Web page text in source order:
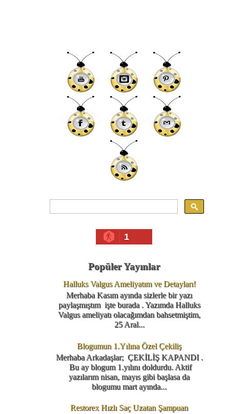
1
Popüler Yayınlar
Halluks Valgus Ameliyatım ve Detayları!
Merhaba Kasım ayında sizlerle bir yazı
paylaşmıştım işte burada . Yazımda Halluks
Valgus ameliyatı olacağımdan bahsetmiştim,
25 Aral...
Blogumun 1.Yılına Özel Çekiliş
Merhaba Arkadaşlar; ÇEKİLİŞ KAPANDI .
Bu ay blogum 1.yılını doldurdu. Aktif
yazılarım nisan, mayıs gibi başlasa da
blogumu mart ayında...
Restorex Hızlı Saç Uzatan Şampuan